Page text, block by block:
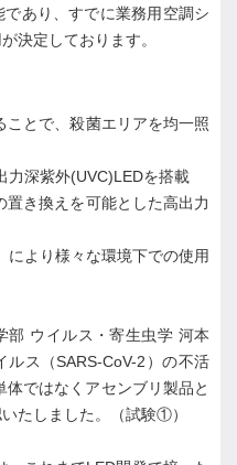
あり、すでに業務用空調シ
決定しております。
ことで、殺菌エリアを均一照
力深紫外(UVC)LEDを搭載
置き換えを可能とした高出力
により様々な環境下での使用
ウイルス・寄生虫学 河本
ス（SARS-CoV-2）の不活
ではなくアセンブリ製品と
たしました。（試験①）